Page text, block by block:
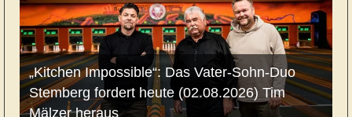
„Kitchen Impossible“: Das Vater-Sohn-Duo
Stemberg fordert heute (02.08.2026) Tim
Mälzer heraus